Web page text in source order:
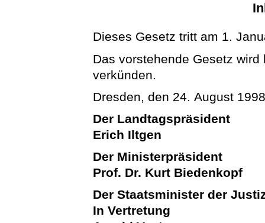
Dieses Gesetz tritt am 1.
Das vorstehende Gesetz
verkünden.
Dresden, den 24. August
Der Landtagspräsident
Erich Iltgen
Der Ministerpräsident
Prof. Dr. Kurt Biedenkopf
Der Staatsminister der
In Vertretung